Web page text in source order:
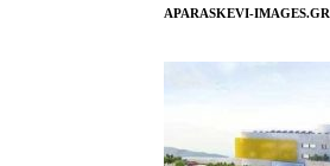
APARASKEVI-IMAGES.GR